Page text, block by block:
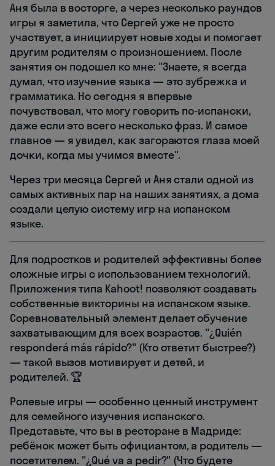
Аня была в восторге, а через несколько раундов
игры я заметила, что Сергей уже не просто
участвует, а инициирует новые ходы и помогает
другим родителям с произношением. После
занятия он подошел ко мне: "Знаете, я всегда
думал, что изучение языка — это зубрежка и
грамматика. Но сегодня я впервые
почувствовал, что могу говорить по-испански,
даже если это всего несколько фраз. И самое
главное — я увидел, как загораются глаза моей
дочки, когда мы учимся вместе".
Через три месяца Сергей и Аня стали одной из
самых активных пар на наших занятиях, а дома
создали целую систему игр на испанском
языке.
Для подростков и родителей эффективны более
сложные игры с использованием технологий.
Приложения типа Kahoot! позволяют создавать
собственные викторины на испанском языке.
Соревновательный элемент делает обучение
захватывающим для всех возрастов. "¿Quién
responderá más rápido?" (Кто ответит быстрее?)
— такой вызов мотивирует и детей, и
родителей. 🏆
Ролевые игры — особенно ценный инструмент
для семейного изучения испанского.
Представьте, что вы в ресторане в Мадриде:
ребёнок может быть официантом, а родитель —
посетителем. "¿Qué va a pedir?" (Что будете